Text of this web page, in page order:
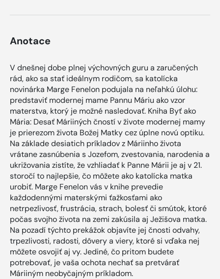
Anotace
V dnešnej dobe plnej výchovných guru a zaručených
rád, ako sa stať ideálnym rodičom, sa katolícka
novinárka Marge Fenelon podujala na neľahkú úlohu:
predstaviť modernej mame Pannu Máriu ako vzor
materstva, ktorý je možné nasledovať. Kniha Byť ako
Mária: Desať Máriiných čností v živote modernej mamy
je prierezom života Božej Matky cez úplne novú optiku.
Na základe desiatich príkladov z Máriinho života
vrátane zasnúbenia s Jozefom, zvestovania, narodenia a
ukrižovania zistíte, že vzhliadať k Panne Márii je aj v 21.
storočí to najlepšie, čo môžete ako katolícka matka
urobiť. Marge Fenelon vás v knihe prevedie
každodennými materskými ťažkosťami ako
netrpezlivosť, frustrácia, strach, bolesť či smútok, ktoré
počas svojho života na zemi zakúsila aj Ježišova matka.
Na pozadí týchto prekážok objavíte jej čnosti odvahy,
trpezlivosti, radosti, dôvery a viery, ktoré si vďaka nej
môžete osvojiť aj vy. Jediné, čo pritom budete
potrebovať, je vaša ochota nechať sa pretvárať
Máriiným neobyčajným príkladom.